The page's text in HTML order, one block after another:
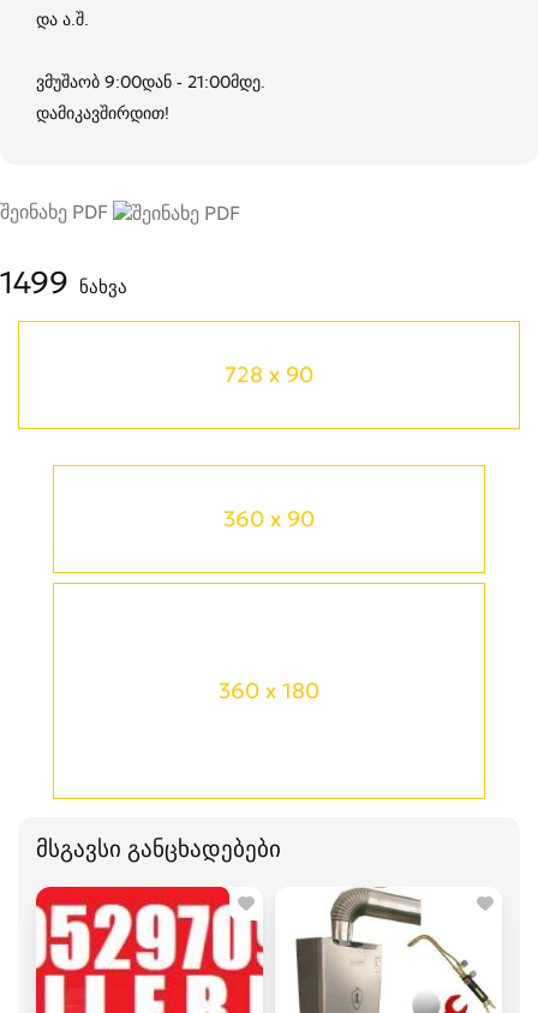
360 x 90
360 x 180
მსგავსი განცხადებები
და ა.შ.
ვმუშაობ 9:00დან - 21:00მდე.
დამიკავშირდით!
შეინახე PDF
1499 ნახვა
728 x 90